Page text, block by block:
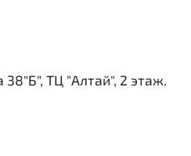
38"Б", ТЦ "Алтай", 2 этаж.